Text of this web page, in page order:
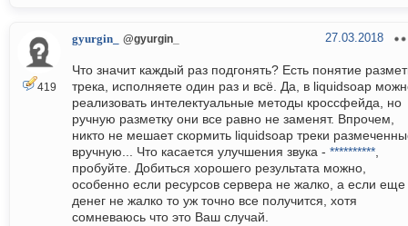
419
gyurgin_ @gyurgin_ 27.03.2018
Что значит каждый раз подгонять? Есть понятие
трека, исполняете один раз и всё. Да, в liquidsoap
реализовать интелектуальные методы кроссфейда, но
ручную разметку они все равно не заменят. Впрочем,
никто не мешает скормить liquidsoap треки
вручную... Что касается улучшения звука - **********,
пробуйте. Добиться хорошего результата можно,
особенно если ресурсов сервера не жалко, а если еще
денег не жалко то уж точно все получится, хотя
сомневаюсь что это Ваш случай.